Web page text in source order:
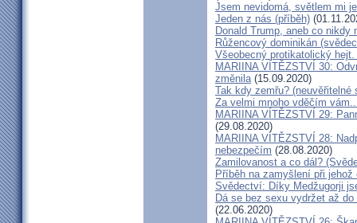
Jsem nevidomá, světlem mi
Jeden z nás (příběh)
Donald Trump, aneb co
Růžencový dominikán
Všeobecný protikatolický
MARIINA VÍTĚZSTVÍ 30:
změnila(15.09.2020)
Tak kdy zemřu?
Za velmi mnoho vděčím
MARIINA VÍTĚZSTVÍ 29:
(29.08.2020)
MARIINA VÍTĚZSTVÍ 28:
nebezpečím (28.08.2020)
Zamilovanost a co dál?
Příběh na zamyšlení při
Svědectví: Díky Medžugorji
Dá se bez sexu vydržet až
(22.06.2020)